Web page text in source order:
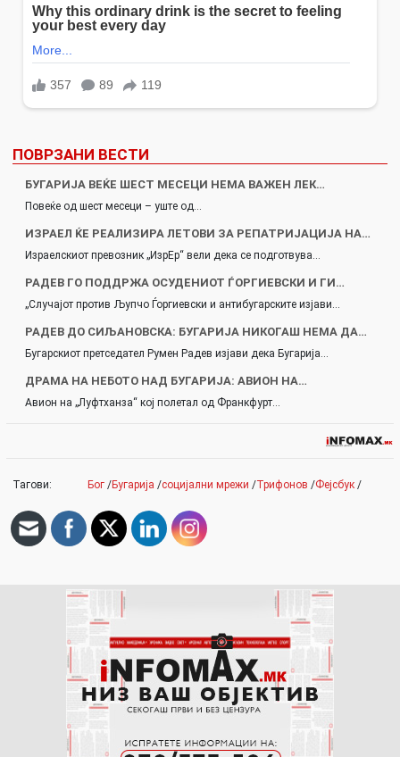
ПОВРЗАНИ ВЕСТИ
БУГАРИЈА ВЕЌЕ ШЕСТ МЕСЕЦИ НЕМА ВАЖЕН ЛЕК…
Повеќе од шест месеци – уште од…
ИЗРАЕЛ ЌЕ РЕАЛИЗИРА ЛЕТОВИ ЗА РЕПАТРИЈАЦИЈА НА…
Израелскиот превозник „ИзрЕр“ вели дека се подготвува…
РАДЕВ ГО ПОДДРЖА ОСУДЕНИОТ ЃОРГИЕВСКИ И ГИ…
„Случајот против Љупчо Ѓоргиевски и антибугарските изјави…
РАДЕВ ДО СИЉАНОВСКА: БУГАРИЈА НИКОГАШ НЕМА ДА…
Бугарскиот претседател Румен Радев изјави дека Бугарија…
ДРАМА НА НЕБОТО НАД БУГАРИЈА: АВИОН НА…
Авион на „Луфтханза“ кој полетал од Франкфурт…
Тагови: Бог /Бугарија /социјални мрежи /Трифонов /Фејсбук /